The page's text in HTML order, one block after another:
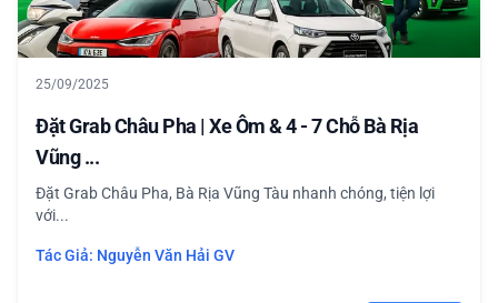
25/09/2025
Đặt Grab Châu Pha | Xe Ôm & 4 - 7 Chỗ Bà Rịa
Vũng ...
Đặt Grab Châu Pha, Bà Rịa Vũng Tàu nhanh chóng, tiện lợi
với...
Tác Giả: Nguyễn Văn Hải GV